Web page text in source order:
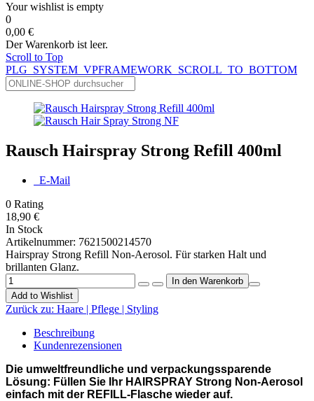
Your wishlist is empty
0
0,00 €
Der Warenkorb ist leer.
Scroll to Top
PLG_SYSTEM_VPFRAMEWORK_SCROLL_TO_BOTTOM
Rausch Hairspray Strong Refill 400ml
E-Mail
0 Rating
18,90 €
In Stock
Artikelnummer: 7621500214570
Hairspray Strong Refill Non-Aerosol. Für starken Halt und
brillanten Glanz.
Add to Wishlist
Zurück zu: Haare | Pflege | Styling
Beschreibung
Kundenrezensionen
Die umweltfreundliche und verpackungssparende
Lösung: Füllen Sie Ihr HAIRSPRAY Strong Non-Aerosol
einfach mit der REFILL-Flasche wieder auf.